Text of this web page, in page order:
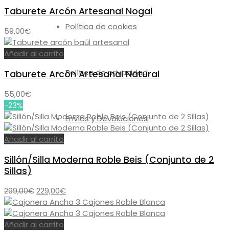
Política de cookies
Política de privacidad
Envíos y Devoluciones
Taburete Arcón Artesanal Nogal
59,00€
Añadir al carrito
Taburete Arcón Artesanal Natural
55,00€
-23%
Añadir al carrito
Sillón/Silla Moderna Roble Beis (Conjunto de 2
Sillas)
299,00€El
precio
original
era:
229,00€El
precio
actual
Añadir al carrito